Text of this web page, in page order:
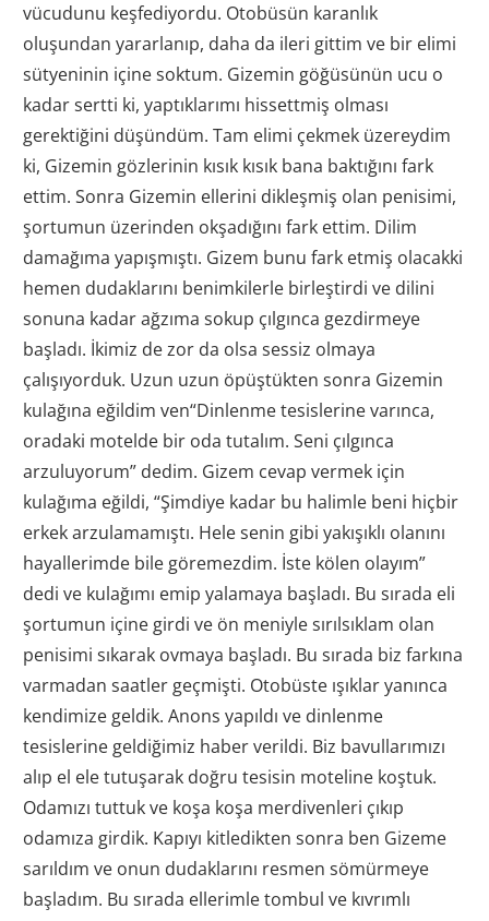
vücudunu keşfediyordu. Otobüsün karanlık
oluşundan yararlanıp, daha da ileri gittim ve bir elimi
sütyeninin içine soktum. Gizemin göğüsünün ucu o
kadar sertti ki, yaptıklarımı hissettmiş olması
gerektiğini düşündüm. Tam elimi çekmek üzereydim
ki, Gizemin gözlerinin kısık kısık bana baktığını fark
ettim. Sonra Gizemin ellerini dikleşmiş olan penisimi,
şortumun üzerinden okşadığını fark ettim. Dilim
damağıma yapışmıştı. Gizem bunu fark etmiş olacakki
hemen dudaklarını benimkilerle birleştirdi ve dilini
sonuna kadar ağzıma sokup çılgınca gezdirmeye
başladı. İkimiz de zor da olsa sessiz olmaya
çalışıyorduk. Uzun uzun öpüştükten sonra Gizemin
kulağına eğildim ven“Dinlenme tesislerine varınca,
oradaki motelde bir oda tutalım. Seni çılgınca
arzuluyorum” dedim. Gizem cevap vermek için
kulağıma eğildi, “Şimdiye kadar bu halimle beni hiçbir
erkek arzulamamıştı. Hele senin gibi yakışıklı olanını
hayallerimde bile göremezdim. İste kölen olayım”
dedi ve kulağımı emip yalamaya başladı. Bu sırada eli
şortumun içine girdi ve ön meniyle sırılsıklam olan
penisimi sıkarak ovmaya başladı. Bu sırada biz farkına
varmadan saatler geçmişti. Otobüste ışıklar yanınca
kendimize geldik. Anons yapıldı ve dinlenme
tesislerine geldiğimiz haber verildi. Biz bavullarımızı
alıp el ele tutuşarak doğru tesisin moteline koştuk.
Odamızı tuttuk ve koşa koşa merdivenleri çıkıp
odamıza girdik. Kapıyı kitledikten sonra ben Gizeme
sarıldım ve onun dudaklarını resmen sömürmeye
başladım. Bu sırada ellerimle tombul ve kıvrımlı